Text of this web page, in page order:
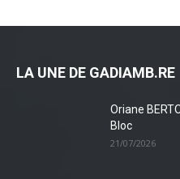
LA UNE DE GADIAMB.RE
Oriane
Bloc
21/07/2026